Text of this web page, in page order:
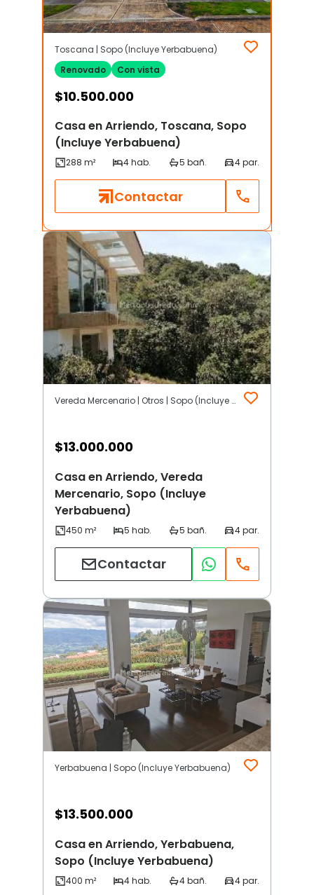
Toscana | Sopo (Incluye Yerbabuena)
Renovado
Con vista
$10.500.000
Casa en Arriendo, Toscana, Sopo
(Incluye Yerbabuena)
Contactar
Vereda Mercenario | Otros | Sopo (Incluye Yerbabuena)
$13.000.000
Casa en Arriendo, Vereda
Mercenario, Sopo (Incluye
Yerbabuena)
Contactar
Yerbabuena | Sopo (Incluye Yerbabuena)
$13.500.000
Casa en Arriendo, Yerbabuena,
Sopo (Incluye Yerbabuena)